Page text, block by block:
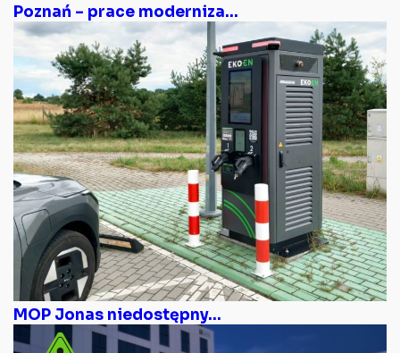
Poznań – prace moderniza...
MOP Jonas niedostępny...